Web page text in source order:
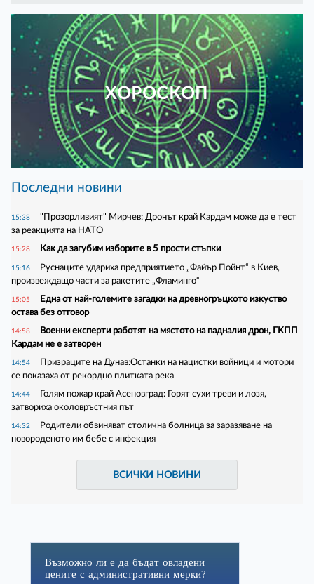
ХОРОСКОП
Последни новини
15:38
"Прозорливият" Мирчев: Дронът край Кардам може да е тест
за реакцията на НАТО
15:28 Как да загубим изборите в 5 прости стъпки
15:16
Руснаците удариха предприятието „Файър Пойнт“ в Киев,
произвеждащо части за ракетите „Фламинго“
15:05
Една от най-големите загадки на древногръцкото изкуство
остава без отговор
14:58
Военни експерти работят на мястото на падналия дрон, ГКПП
Кардам не е затворен
14:54
Призраците на Дунав:Останки на нацистки войници и мотори
се показаха от рекордно плитката река
14:44
Голям пожар край Асеновград: Горят сухи треви и лозя,
затвориха околовръстния път
14:32
Родители обвиняват столична болница за заразяване на
новороденото им бебе с инфекция
ВСИЧКИ НОВИНИ